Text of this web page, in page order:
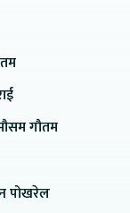
गौतम
पोखरेल